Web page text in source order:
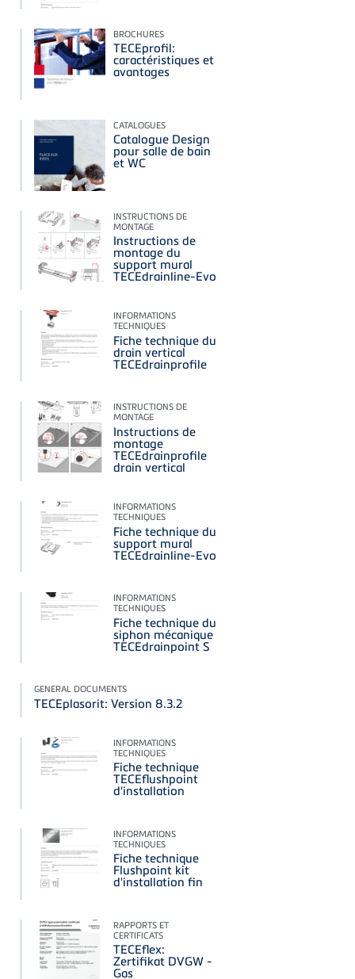
BROCHURES
TECEprofil:
caractéristiques et
avantages
CATALOGUES
Catalogue Design
pour salle de bain
et WC
INSTRUCTIONS DE
MONTAGE
Instructions de
montage du
support mural
TECEdrainline-Evo
INFORMATIONS
TECHNIQUES
Fiche technique du
drain vertical
TECEdrainprofile
INSTRUCTIONS DE
MONTAGE
Instructions de
montage
TECEdrainprofile
drain vertical
INFORMATIONS
TECHNIQUES
Fiche technique du
support mural
TECEdrainline-Evo
INFORMATIONS
TECHNIQUES
Fiche technique du
siphon mécanique
TECEdrainpoint S
GENERAL DOCUMENTS
TECEplasorit: Version 8.3.2
INFORMATIONS
TECHNIQUES
Fiche technique
TECEflushpoint
d'installation
INFORMATIONS
TECHNIQUES
Fiche technique
Flushpoint kit
d'installation fin
RAPPORTS ET
CERTIFICATS
TECEflex:
Zertifikat DVGW -
Gas